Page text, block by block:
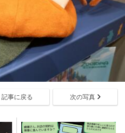
記事に戻る 次の写真